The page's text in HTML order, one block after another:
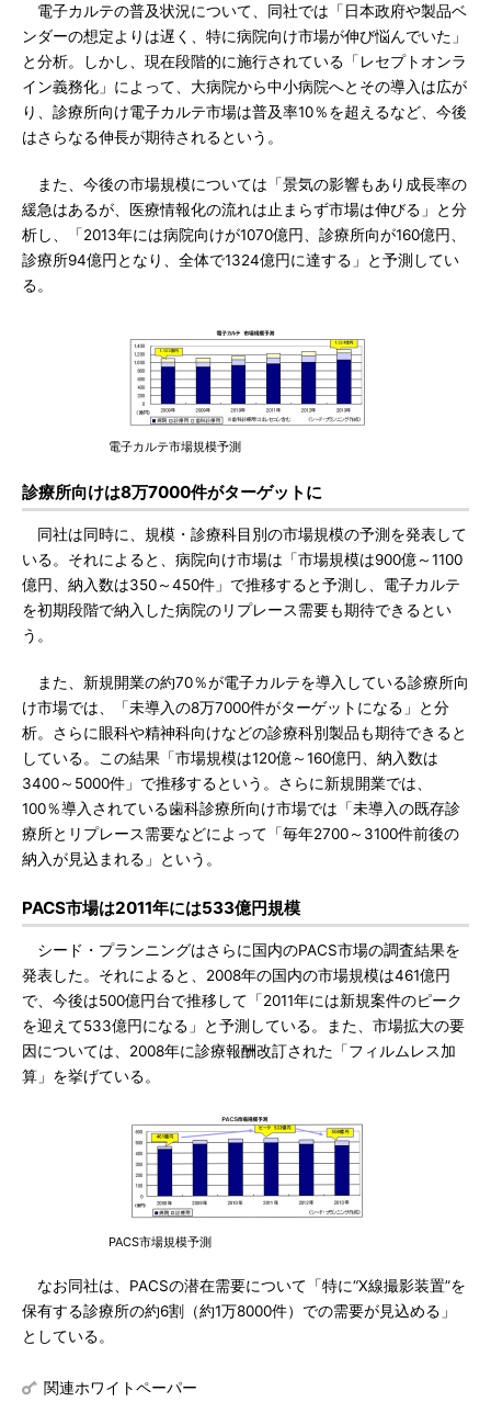
電子カルテの普及状況について、同社では「日本政府や製品ベ
ンダーの想定よりは遅く、特に病院向け市場が伸び悩んでいた」
と分析。しかし、現在段階的に施行されている「レセプトオンラ
イン義務化」によって、大病院から中小病院へとその導入は広が
り、診療所向け電子カルテ市場は普及率10％を超えるなど、今後
はさらなる伸長が期待されるという。
また、今後の市場規模については「景気の影響もあり成長率の
緩急はあるが、医療情報化の流れは止まらず市場は伸びる」と分
析し、「2013年には病院向けが1070億円、診療所向が160億円、
診療所94億円となり、全体で1324億円に達する」と予測してい
る。
電子カルテ市場規模予測
診療所向けは8万7000件がターゲットに
同社は同時に、規模・診療科目別の市場規模の予測を発表して
いる。それによると、病院向け市場は「市場規模は900億～1100
億円、納入数は350～450件」で推移すると予測し、電子カルテ
を初期段階で納入した病院のリプレース需要も期待できるとい
う。
また、新規開業の約70％が電子カルテを導入している診療所向
け市場では、「未導入の8万7000件がターゲットになる」と分
析。さらに眼科や精神科向けなどの診療科別製品も期待できると
している。この結果「市場規模は120億～160億円、納入数は
3400～5000件」で推移するという。さらに新規開業では、
100％導入されている歯科診療所向け市場では「未導入の既存診
療所とリプレース需要などによって「毎年2700～3100件前後の
納入が見込まれる」という。
PACS市場は2011年には533億円規模
シード・プランニングはさらに国内のPACS市場の調査結果を
発表した。それによると、2008年の国内の市場規模は461億円
で、今後は500億円台で推移して「2011年には新規案件のピーク
を迎えて533億円になる」と予測している。また、市場拡大の要
因については、2008年に診療報酬改訂された「フィルムレス加
算」を挙げている。
PACS市場規模予測
なお同社は、PACSの潜在需要について「特に“X線撮影装置”を
保有する診療所の約6割（約1万8000件）での需要が見込める」
としている。
関連ホワイトペーパー